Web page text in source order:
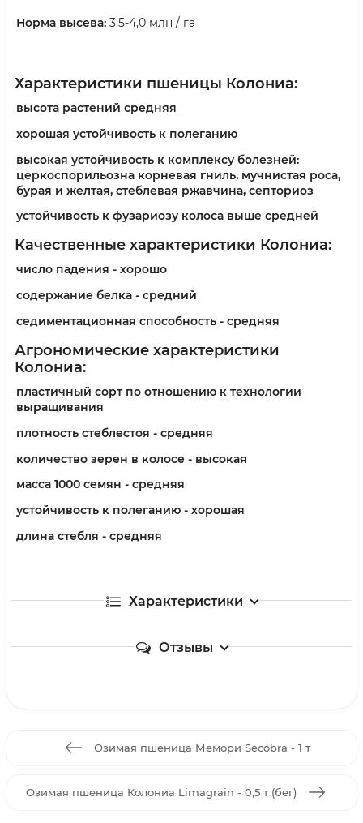
Норма высева: 3,5-4,0 млн / га
Характеристики пшеницы Колониа:
высота растений средняя
хорошая устойчивость к полеганию
высокая устойчивость к комплексу болезней:
церкоспорильозна корневая гниль, мучнистая роса,
бурая и желтая, стеблевая ржавчина, септориоз
устойчивость к фузариозу колоса выше средней
Качественные характеристики Колониа:
число падения - хорошо
содержание белка - средний
седиментационная способность - средняя
Агрономические характеристики
Колониа:
пластичный сорт по отношению к технологии
выращивания
плотность стеблестоя - средняя
количество зерен в колосе - высокая
масса 1000 семян - средняя
устойчивость к полеганию - хорошая
длина стебля - средняя
Характеристики
Отзывы
Озимая пшеница Мемори Secobra - 1 т
Озимая пшеница Колониа Limagrain - 0,5 т (бег)